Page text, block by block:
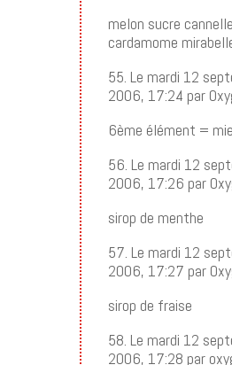
melon sucre cannelle
cardamome
55. Le mardi 12
2006, 17:24 par
6ème élément =
56. Le mardi 12
2006, 17:26 par
sirop de menthe
57. Le mardi 12
2006, 17:27 par
sirop de fraise
58. Le mardi 12
2006, 17:28 par